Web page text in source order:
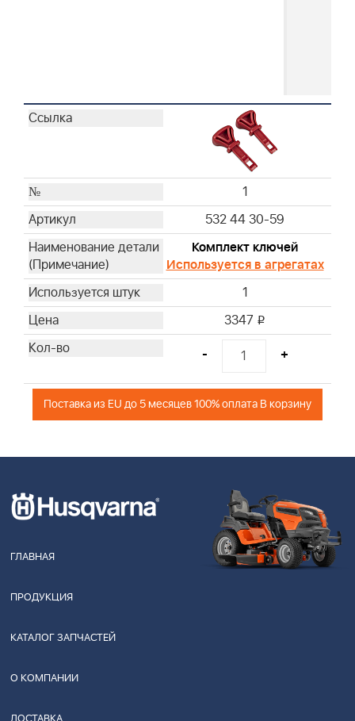
1
532 44 30-59
Комплект ключей
Используется в агрегатах
1
3347 i
- +
Поставка из EU до 5 месяцев 100% оплата В корзину
ГЛАВНАЯ
ПРОДУКЦИЯ
КАТАЛОГ ЗАПЧАСТЕЙ
О КОМПАНИИ